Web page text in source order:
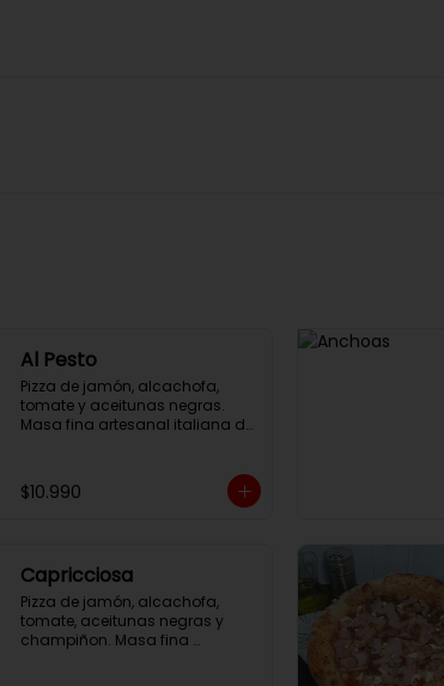
Al Pesto
Pizza de jamón, alcachofa,
tomate y aceitunas negras.
Masa fina artesanal italiana de
mozzarella.
$10.990
Capricciosa
Pizza de jamón, alcachofa,
tomate, aceitunas negras y
champiñon. Masa fina